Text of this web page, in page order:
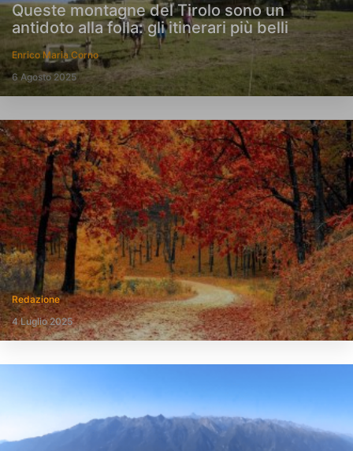
Queste montagne del Tirolo sono un
antidoto alla folla: gli itinerari più belli
Enrico Maria Corno
6 Agosto 2025
Redazione
4 Luglio 2025